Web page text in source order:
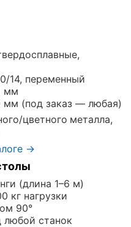
14, переменный
мм
мм (под заказ — любая)
цветного металла,
→
(длина 1–6 м)
кг нагрузки
90°
любой станок